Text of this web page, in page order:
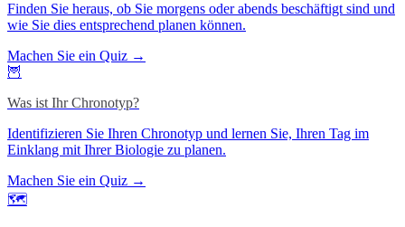
Finden Sie heraus, ob Sie morgens oder abends beschäftigt sind und
wie Sie dies entsprechend planen können.
Machen Sie ein Quiz →
🦉
Was ist Ihr Chronotyp?
Identifizieren Sie Ihren Chronotyp und lernen Sie, Ihren Tag im
Einklang mit Ihrer Biologie zu planen.
Machen Sie ein Quiz →
🗺️